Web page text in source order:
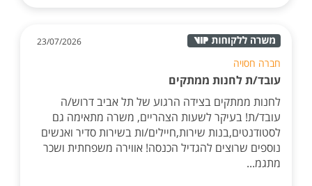
23/07/2026
חברה חסויה
עובד/ת לחנות ממתקים
לחנות ממתקים בצידה הרגוע של תל אביב דרוש/ה
עובד/ת! בעיקר לשעות הצהריים, משרה מתאימה גם
לסטודנטים,בנות שירות,חיילים/ות בשירות סדיר ואנשים
נוספים שרוצים להגדיל הכנסה! אווירה משפחתית ושכר
מתגמ...